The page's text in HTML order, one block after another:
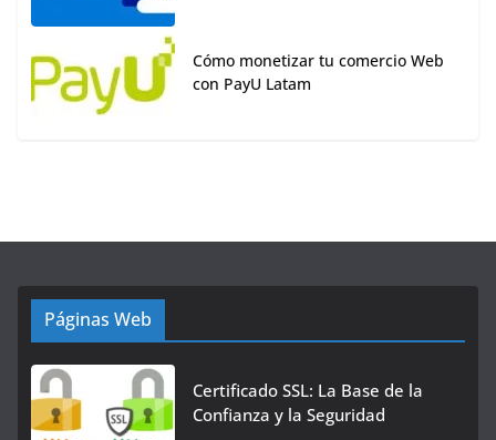
Cómo monetizar tu comercio Web
con PayU Latam
Páginas Web
Certificado SSL: La Base de la
Confianza y la Seguridad